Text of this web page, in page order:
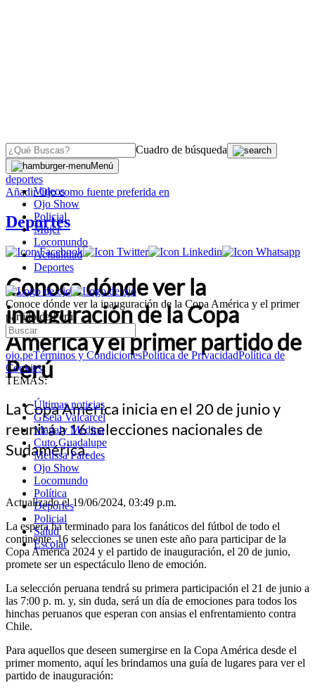
Cuadro de búsqueda
Menú
Videos
Ojo Show
Policial
Mujer
Locomundo
Actualidad
Deportes
Conoce dónde ver la inauguración de la Copa América y el primer
partido de Perú
ojo.peTérminos y CondicionesPolítica de PrivacidadPolítica de
Cookies
TEMAS:
Últimas noticias
Gisela Valcarcel
Magaly Medina
Cuto Guadalupe
Melissa Paredes
Ojo Show
Locomundo
Política
Deportes
Policial
Salud
Escolar
OJO
deportes
AñadirOjocomo fuente preferida en
Deportes
Conoce dónde ver la
inauguración de la Copa
América y el primer partido de
Perú
La Copa América inicia en el 20 de junio y
reunirá a 16 selecciones nacionales de
Sudamérica.
Actualizado el 19/06/2024, 03:49 p.m.
La espera ha terminado para los fanáticos del fútbol de todo el
continente. 16 selecciones se unen este año para participar de la
Copa América 2024 y el partido de inauguración, el 20 de junio,
promete ser un espectáculo lleno de emoción.
La selección peruana tendrá su primera participación el 21 de junio a
las 7:00 p. m. y, sin duda, será un día de emociones para todos los
hinchas peruanos que esperan con ansias el enfrentamiento contra
Chile.
Para aquellos que deseen sumergirse en la Copa América desde el
primer momento, aquí les brindamos una guía de lugares para ver el
partido de inauguración: